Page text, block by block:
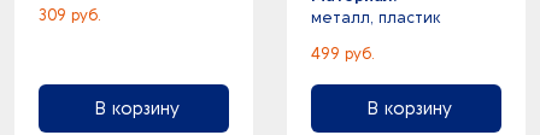
309 руб.
В корзину
металл, пластик
499 руб.
В корзину